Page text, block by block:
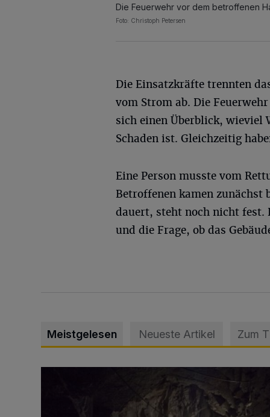
Die Feuerwehr vor dem betroffenen
Foto: Christoph Petersen
Die Einsatzkräfte trennten
vom Strom ab. Die
sich einen Überblick, wieviel
Schaden ist. Gleichzeitig
Eine Person musste vom
Betroffenen kamen zunächst
dauert, steht noch nicht fest.
und die Frage, ob das
Meistgelesen Neueste Artikel Zum